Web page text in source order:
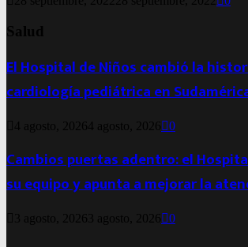
Salud
El Hospital de Niños cambió la
cardiología pediátrica en
4 agosto, 20264 agosto, 2026 0
Cambios puertas adentro: el
su equipo y apunta a mejorar la
3 agosto, 2026 3 agosto, 2026 0